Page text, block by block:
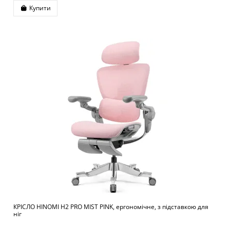
Купити
КРІСЛО HINOMI H2 PRO MIST PINK, ергономічне, з підставкою для
ніг